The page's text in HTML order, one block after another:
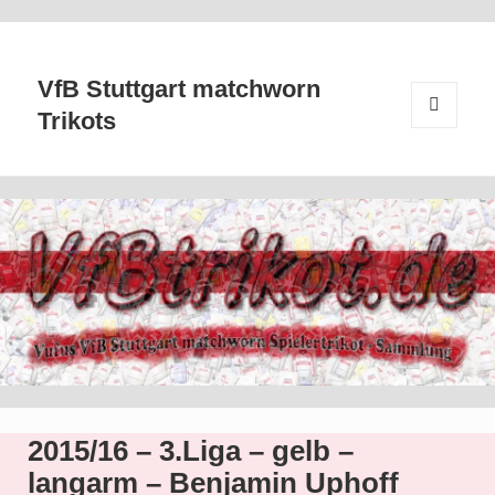
VfB Stuttgart matchworn
Trikots
2015/16 – 3.Liga – gelb –
langarm – Benjamin Uphoff